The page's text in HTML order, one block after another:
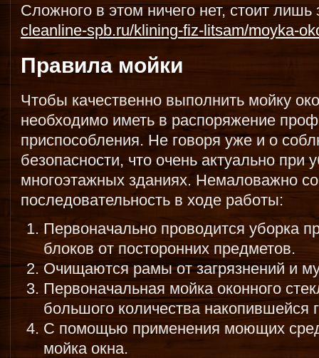
Сложного в этом ничего нет, стоит лишь
cleanline-spb.ru/klining-fiz-litsam/moyka-
Правила мойки
Чтобы качественно выполнить мойку
необходимо иметь в распоряжение
приспособления. Не говоря уже и о
безопасности, что очень актуально при
многоэтажных зданиях. Немаловажно
последовательность в ходе работы:
Первоначально проводится уборка
блоков от посторонних предметов.
Очищаются рамы от загрязнений и
Первоначальная мойка оконного
большого количества накопившейся
С помощью применения моющих
мойка окна.